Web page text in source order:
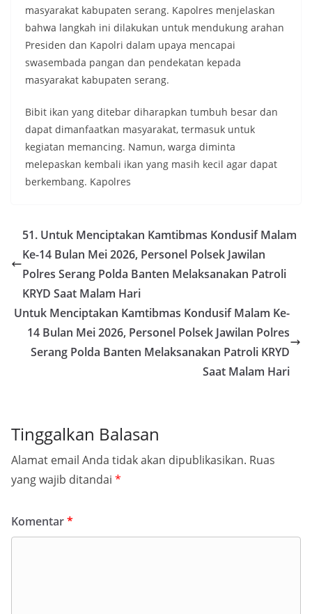
masyarakat kabupaten serang. Kapolres menjelaskan
bahwa langkah ini dilakukan untuk mendukung arahan
Presiden dan Kapolri dalam upaya mencapai
swasembada pangan dan pendekatan kepada
masyarakat kabupaten serang.
Bibit ikan yang ditebar diharapkan tumbuh besar dan
dapat dimanfaatkan masyarakat, termasuk untuk
kegiatan memancing. Namun, warga diminta
melepaskan kembali ikan yang masih kecil agar dapat
berkembang. Kapolres
51. Untuk Menciptakan Kamtibmas Kondusif Malam
Ke-14 Bulan Mei 2026, Personel Polsek Jawilan
Polres Serang Polda Banten Melaksanakan Patroli
KRYD Saat Malam Hari
Untuk Menciptakan Kamtibmas Kondusif Malam Ke-
14 Bulan Mei 2026, Personel Polsek Jawilan Polres
Serang Polda Banten Melaksanakan Patroli KRYD
Saat Malam Hari
Tinggalkan Balasan
Alamat email Anda tidak akan dipublikasikan. Ruas
yang wajib ditandai *
Komentar*